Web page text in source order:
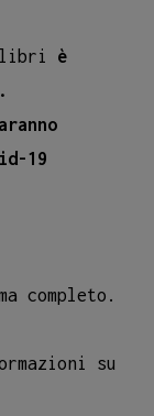
libri è
19
completo.
su